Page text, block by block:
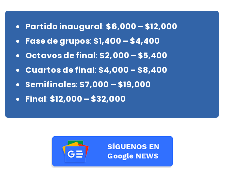
Partido inaugural: $6,000 – $12,000
Fase de grupos: $1,400 – $4,400
Octavos de final: $2,000 – $5,400
Cuartos de final: $4,000 – $8,400
Semifinales: $7,000 – $19,000
Final: $12,000 – $32,000